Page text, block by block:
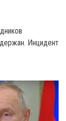
Инцидент